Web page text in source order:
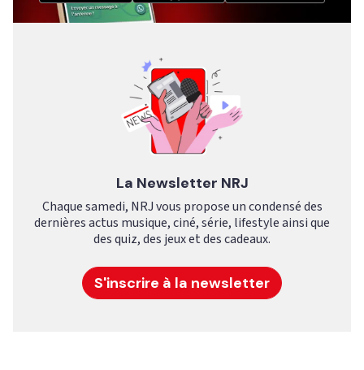
La Newsletter NRJ
Chaque samedi, NRJ vous propose un condensé des
dernières actus musique, ciné, série, lifestyle ainsi que
des quiz, des jeux et des cadeaux.
S'inscrire à la newsletter